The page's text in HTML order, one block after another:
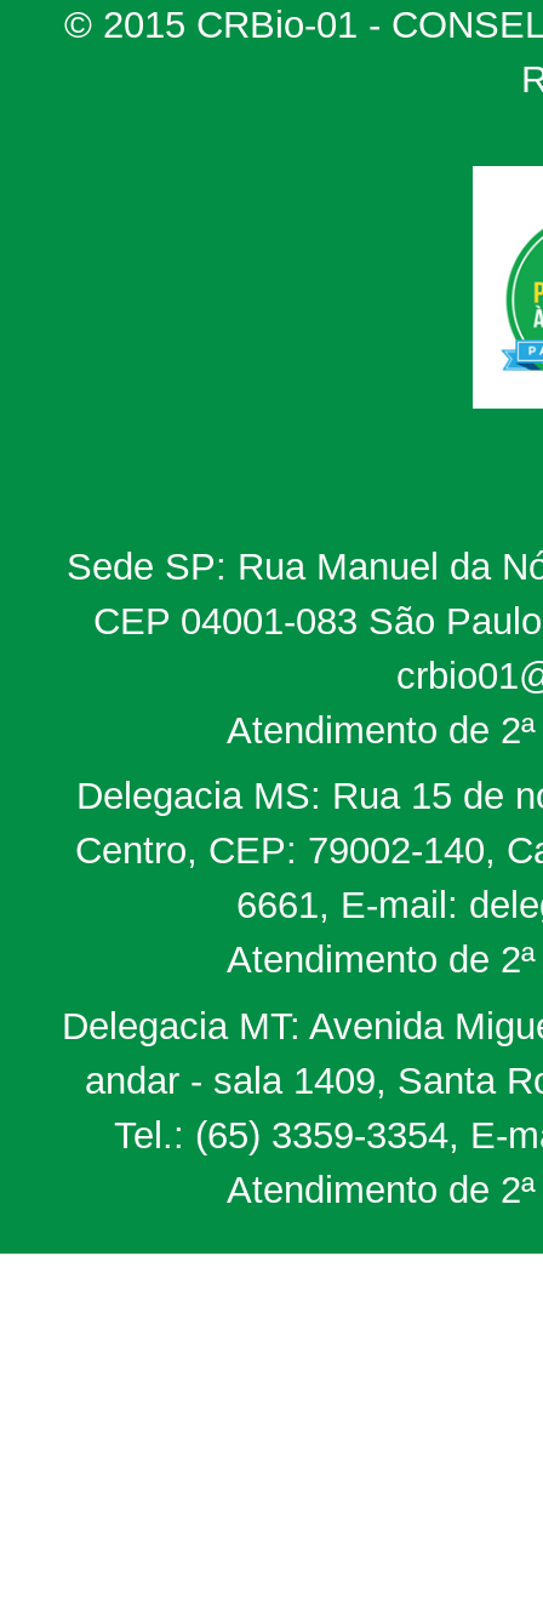
© 2015 CRBio-01 -
Sede SP: Rua Manuel da
CEP 04001-083 São
Atendimento de
Delegacia MS: Rua 15 de
Centro, CEP: 79002-140,
6661, E-mail:
Atendimento de
Delegacia MT: Avenida
andar - sala 1409, Santa
Tel.: (65) 3359-3354, E-
Atendimento de